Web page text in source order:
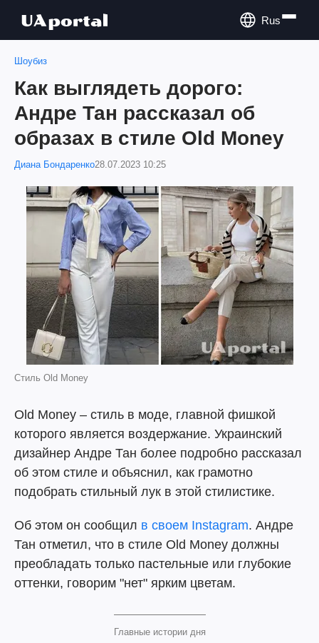
Rus
Шоубиз
Как выглядеть дорого:
Андре Тан рассказал об
образах в стиле Old Money
Диана Бондаренко28.07.2023 10:25
Стиль Old Money
Old Money – стиль в моде, главной фишкой
которого является воздержание. Украинский
дизайнер Андре Тан более подробно рассказал
об этом стиле и объяснил, как грамотно
подобрать стильный лук в этой стилистике.
Об этом он сообщил в своем Instagram. Андре
Тан отметил, что в стиле Old Money должны
преобладать только пастельные или глубокие
оттенки, говорим "нет" ярким цветам.
Главные истории дня